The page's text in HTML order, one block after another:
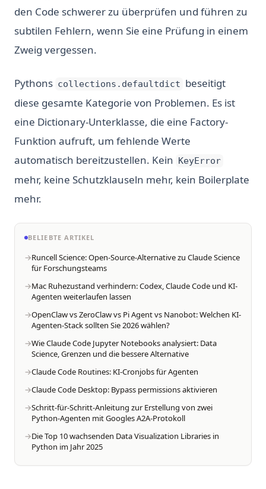
den Code schwerer zu überprüfen und führen zu
subtilen Fehlern, wenn Sie eine Prüfung in einem
Zweig vergessen.
Pythons collections.defaultdict beseitigt
diese gesamte Kategorie von Problemen. Es ist
eine Dictionary-Unterklasse, die eine Factory-
Funktion aufruft, um fehlende Werte
automatisch bereitzustellen. Kein KeyError
mehr, keine Schutzklauseln mehr, kein Boilerplate
mehr.
BELIEBTE ARTIKEL
Runcell Science: Open-Source-Alternative zu Claude Science
für Forschungsteams
Mac Ruhezustand verhindern: Codex, Claude Code und KI-
Agenten weiterlaufen lassen
OpenClaw vs ZeroClaw vs Pi Agent vs Nanobot: Welchen KI-
Agenten-Stack sollten Sie 2026 wählen?
Wie Claude Code Jupyter Notebooks analysiert: Data
Science, Grenzen und die bessere Alternative
Claude Code Routines: KI-Cronjobs für Agenten
Claude Code Desktop: Bypass permissions aktivieren
Schritt-für-Schritt-Anleitung zur Erstellung von zwei
Python-Agenten mit Googles A2A-Protokoll
Die Top 10 wachsenden Data Visualization Libraries in
Python im Jahr 2025